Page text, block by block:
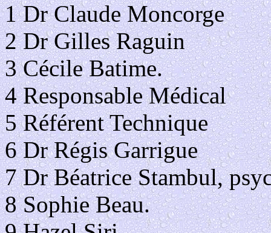
1 Dr Claude Moncorge
2 Dr Gilles Raguin
3 Cécile Batime.
4 Responsable Médical
5 Référent Technique
6 Dr Régis Garrigue
7 Dr Béatrice Stambul,
8 Sophie Beau.